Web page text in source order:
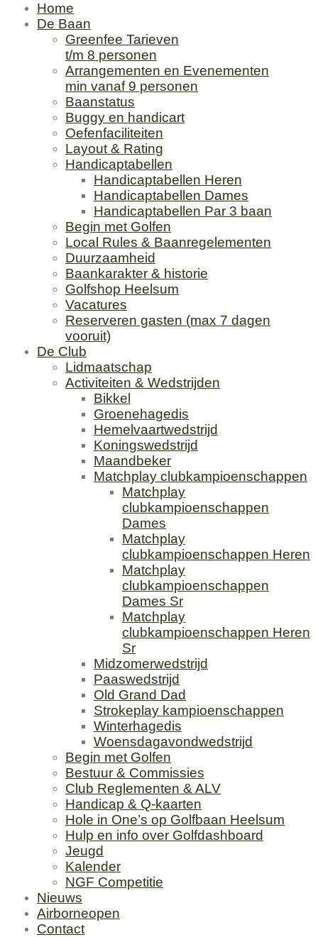
Home
De Baan
Greenfee Tarieven
t/m 8 personen
Arrangementen en Evenementen
min vanaf 9 personen
Baanstatus
Buggy en handicart
Oefenfaciliteiten
Layout & Rating
Handicaptabellen
Handicaptabellen Heren
Handicaptabellen Dames
Handicaptabellen Par 3 baan
Begin met Golfen
Local Rules & Baanregelementen
Duurzaamheid
Baankarakter & historie
Golfshop Heelsum
Vacatures
Reserveren gasten (max 7 dagen
vooruit)
De Club
Lidmaatschap
Activiteiten & Wedstrijden
Bikkel
Groenehagedis
Hemelvaartwedstrijd
Koningswedstrijd
Maandbeker
Matchplay clubkampioenschappen
Matchplay
clubkampioenschappen
Dames
Matchplay
clubkampioenschappen Heren
Matchplay
clubkampioenschappen
Dames Sr
Matchplay
clubkampioenschappen Heren
Sr
Midzomerwedstrijd
Paaswedstrijd
Old Grand Dad
Strokeplay kampioenschappen
Winterhagedis
Woensdagavondwedstrijd
Begin met Golfen
Bestuur & Commissies
Club Reglementen & ALV
Handicap & Q-kaarten
Hole in One’s op Golfbaan Heelsum
Hulp en info over Golfdashboard
Jeugd
Kalender
NGF Competitie
Nieuws
Airborneopen
Contact